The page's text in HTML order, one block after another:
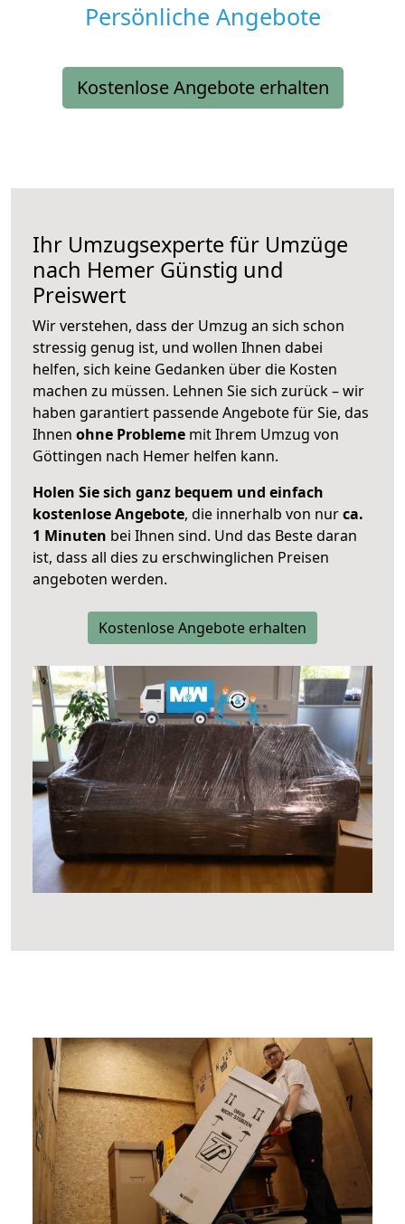
Persönliche Angebote
Kostenlose Angebote erhalten
Ihr Umzugsexperte für Umzüge
nach Hemer Günstig und
Preiswert
Wir verstehen, dass der Umzug an sich schon
stressig genug ist, und wollen Ihnen dabei
helfen, sich keine Gedanken über die Kosten
machen zu müssen. Lehnen Sie sich zurück – wir
haben garantiert passende Angebote für Sie, das
Ihnen ohne Probleme mit Ihrem Umzug von
Göttingen nach Hemer helfen kann.
Holen Sie sich ganz bequem und einfach
kostenlose Angebote, die innerhalb von nurca.
1 Minuten bei Ihnen sind. Und das Beste daran
ist, dass all dies zu erschwinglichen Preisen
angeboten werden.
Kostenlose Angebote erhalten